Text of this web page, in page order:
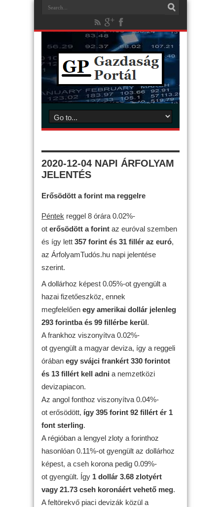
2020-12-04 NAPI ÁRFOLYAM
JELENTÉS
Erősödött a forint ma reggelre
Péntek reggel 8 órára 0.02%-
ot erősödött a forint az euróval szemben
és így lett 357 forint és 31 fillér az euró,
az ÁrfolyamTudós.hu napi jelentése
szerint.
A dollárhoz képest 0.05%-ot gyengült a
hazai fizetőeszköz, ennek
megfelelően egy amerikai dollár jelenleg
293 forintba és 99 fillérbe kerül.
A frankhoz viszonyítva 0.02%-
ot gyengült a magyar deviza, így a reggeli
órában egy svájci frankért 330 forintot
és 13 fillért kell adni a nemzetközi
devizapiacon.
Az angol fonthoz viszonyítva 0.04%-
ot erősödött, így 395 forint 92 fillért ér 1
font sterling.
A régióban a lengyel zloty a forinthoz
hasonlóan 0.11%-ot gyengült az dollárhoz
képest, a cseh korona pedig 0.09%-
ot gyengült. Így 1 dollár 3.68 zlotyért
vagy 21.73 cseh koronáért vehető meg.
A feltörekvő piaci devizák közül a